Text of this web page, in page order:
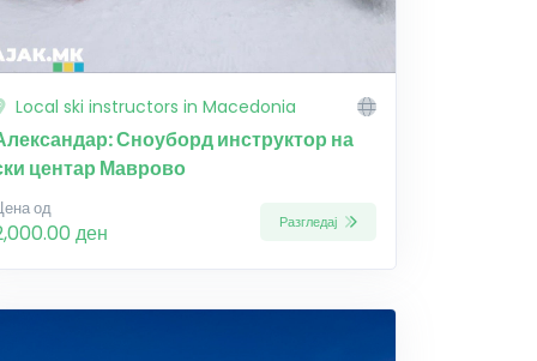
Local ski instructors in Macedonia
Сноуборд инструктор на
центар Маврово
од
ден Разгледај